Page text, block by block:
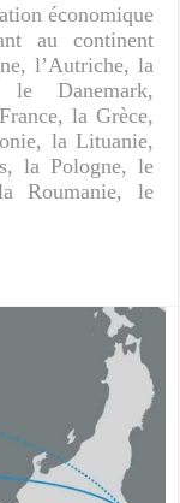
économique
au continent
l’Autriche, la
Danemark,
la Grèce,
la Lituanie,
la Pologne, le
Roumanie, le